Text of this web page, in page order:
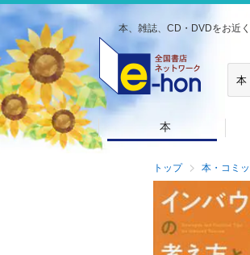
本、雑誌、CD・DVDをお近
本
トップ 本・コミ